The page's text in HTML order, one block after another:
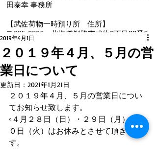
田泰幸 事務所
【武佐荷物一時預り所 住所】
〒085-0806 北海道釧路市武佐2丁目22番6
【電 話・FAX】 ０１５４－３５－０９８７
【メール】 eigan@ab.auone-net.jp
【営業時間】 ９：００～１８：００
【定休日】 日曜､祝日
【インボイス登録番号】T1810632866930
【氏名又は名称】早坂昭平
メールお問い合わせはコチラから ☚
２０１９年４月、５月の営
業日について
2019年4月1日
更新日： 2021年1月21日
２０１９年４月、５月の営業日につい
てお知らせ致します。
◦４月２８日（日）・２９日（月）・３
０日（火）はお休みとさせて頂きま
す。